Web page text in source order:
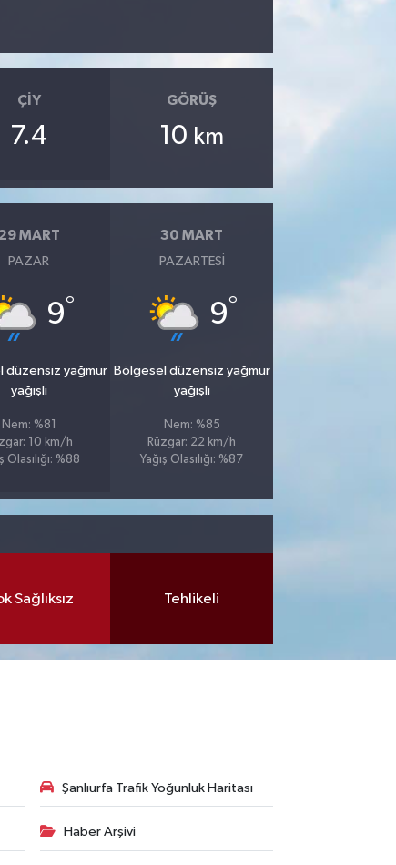
ÇIY
7.4
GÖRÜŞ
10 km
MART
PAZAR
9°
düzensiz yağmur
yağışlı
Nem: %81
10 km/h
Olasılığı: %88
30 MART
PAZARTESI
9°
Bölgesel düzensiz yağmur
yağışlı
Nem: %85
Rüzgar: 22 km/h
Yağış Olasılığı: %87
Sağlıksız Tehlikeli
Şanlıurfa Trafik Yoğunluk Haritası
Haber Arşivi